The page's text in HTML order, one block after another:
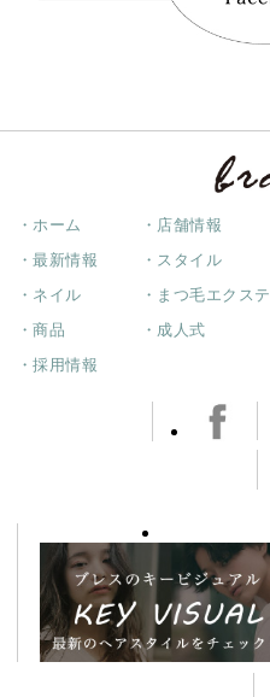
・ホーム ・店舗情報
・最新情報 ・スタイル
・ネイル ・まつ毛エクステ
・商品 ・成人式
・採用情報